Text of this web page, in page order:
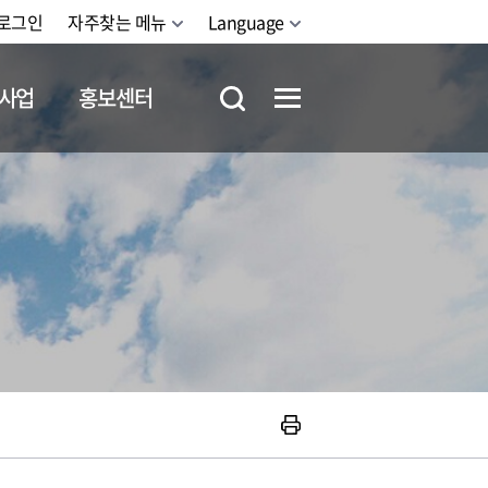
그인 자주찾는 메뉴 Language
업 홍보센터